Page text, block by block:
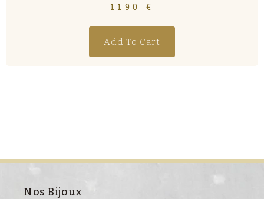
1190 €
Add To Cart
Nos Bijoux